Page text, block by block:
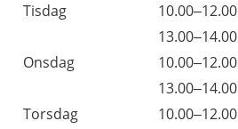
Tisdag
10.00–12.00
13.00–14.00
Onsdag
10.00–12.00
13.00–14.00
Torsdag
10.00–12.00